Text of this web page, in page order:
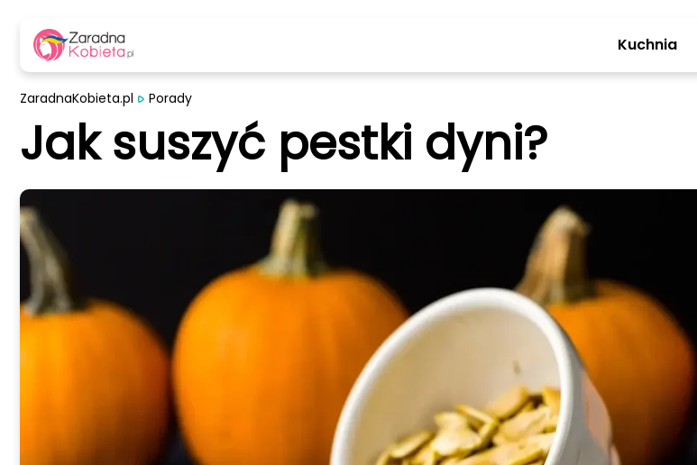
Kuchnia
ZaradnaKobieta.pl Porady
Jak suszyć pestki dyni?